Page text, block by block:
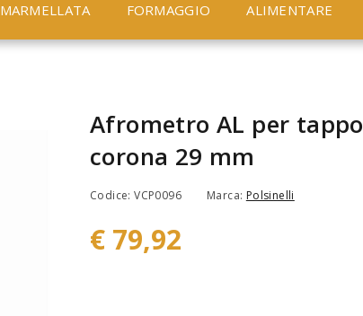
MARMELLATA FORMAGGIO ALIMENTARE
Afrometro AL per tappo
corona 29 mm
Codice: VCP0096 Marca: Polsinelli
€ 79,92